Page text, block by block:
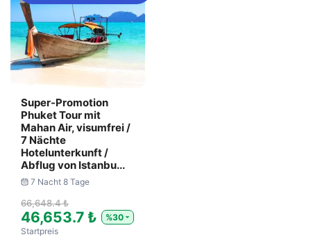
Super-Promotion
Phuket Tour mit
Mahan Air, visumfrei /
7 Nächte
Hotelunterkunft /
Abflug von Istanbu...
7 Nacht 8 Tage
66,648.4 ₺
46,653.7 ₺
%30
Startpreis